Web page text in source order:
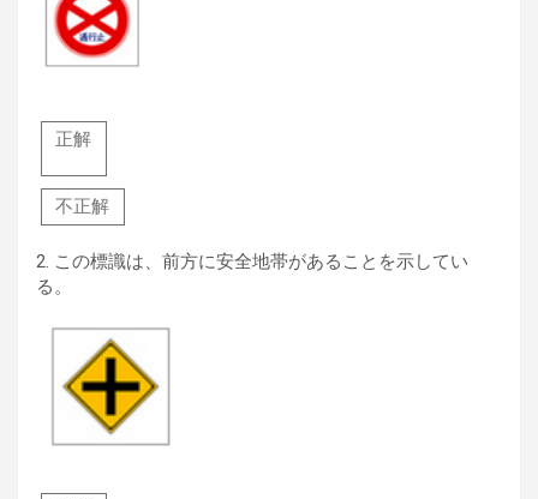
正解
不正解
2. この標識は、前方に安全地帯があることを示してい
る。